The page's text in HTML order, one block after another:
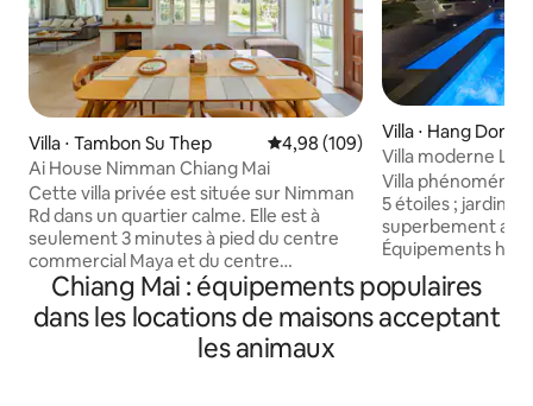
Villa ⋅ Tambon Su Thep Évaluation moyenne sur la
4,98 (109)
Ai House Nimman Chiang Mai
Cette villa privée est située sur Nimman
Rd dans un quartier calme. Elle est à
seulement 3 minutes à pied du centre
commercial Maya et du centre
commercial One Nimman. La villa
dispose de 4 chambres et 4 salles de
bain. Il y a un jardin spacieux et une place
de parking privée. La vieille ville de
Villa ⋅ Hang Dong
Villa moderne
déjeuner/Piscine/
Villa
5 étoiles ; jardin
superbement
Équipements
climatisation
Idéale pour les
les vacances en
retraites. Non-
Chiang Mai : équipements populaires
dans les locations de maisons acceptant
les animaux